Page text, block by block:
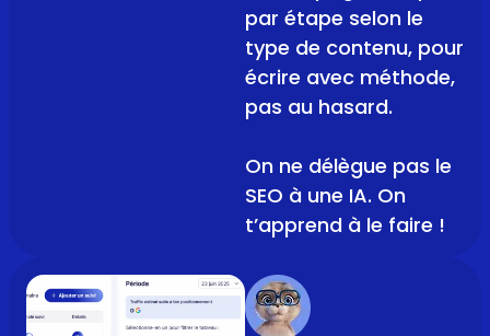
par étape selon le
type de contenu, pour
écrire avec méthode,
pas au hasard.
On ne délègue pas le
SEO à une IA. On
t’apprend à le faire !